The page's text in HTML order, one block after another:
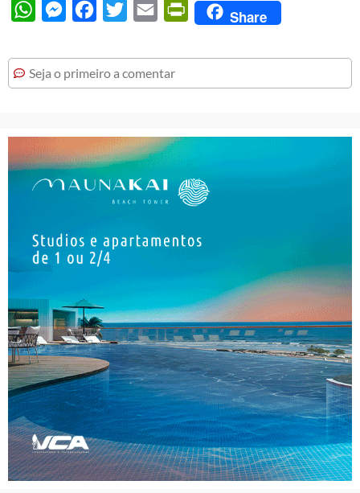
WhatsAppMessengerFacebook
Twitter Email PrintFriendly
Share
Seja o primeiro a comentar